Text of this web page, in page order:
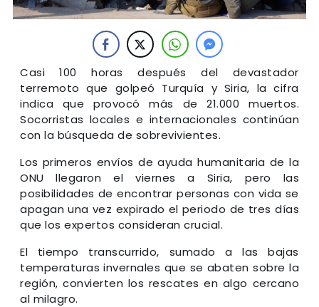
Casi 100 horas después del devastador
terremoto que golpeó Turquía y Siria, la cifra
indica que provocó más de 21.000 muertos.
Socorristas locales e internacionales continúan
con la búsqueda de sobrevivientes.
Los primeros envíos de ayuda humanitaria de la
ONU llegaron el viernes a Siria, pero las
posibilidades de encontrar personas con vida se
apagan una vez expirado el periodo de tres días
que los expertos consideran crucial.
El tiempo transcurrido, sumado a las bajas
temperaturas invernales que se abaten sobre la
región, convierten los rescates en algo cercano
al milagro.